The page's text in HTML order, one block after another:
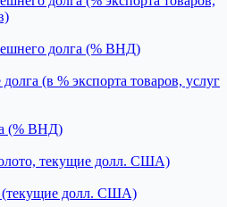
долга (% ВНД)
(в % экспорта товаров, услуг
(% ВНД)
текущие долл. США)
(текущие долл. США)